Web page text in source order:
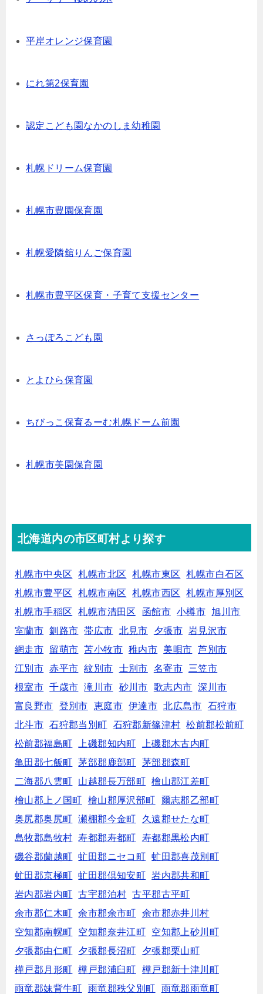
平岸オレンジ保育園
にれ第2保育園
認定こども園なかのしま幼稚園
札幌ドリーム保育園
札幌市豊園保育園
札幌愛隣舘りんご保育園
札幌市豊平区保育・子育て支援センター
さっぽろこども園
とよひら保育園
ちびっこ保育るーむ札幌ドーム前園
札幌市美園保育園
北海道内の市区町村より探す
札幌市中央区 札幌市北区 札幌市東区
札幌市白石区
札幌市豊平区
札幌市南区 札幌市西区
札幌市厚別区
札幌市手稲区
札幌市清田区 函館市 小樽市
旭川市
室蘭市
釧路市 帯広市 北見市 夕張市 岩見沢市
網走市
留萌市 苫小牧市 稚内市 美唄市
芦別市
江別市
赤平市 紋別市 士別市 名寄市
三笠市
根室市
千歳市 滝川市 砂川市 歌志内市
深川市
富良野市
登別市 恵庭市 伊達市 北広島市
石狩市
北斗市
石狩郡当別町 石狩郡新篠津村
松前郡松前町
松前郡福島町
上磯郡知内町
上磯郡木古内町
亀田郡七飯町
茅部郡鹿部町
茅部郡森町
二海郡八雲町
山越郡長万部町
檜山郡江差町
檜山郡上ノ国町
檜山郡厚沢部町
爾志郡乙部町
奥尻郡奥尻町
瀬棚郡今金町
久遠郡せたな町
島牧郡島牧村
寿都郡寿都町
寿都郡黒松内町
磯谷郡蘭越町
虻田郡ニセコ町
虻田郡喜茂別町
虻田郡京極町
虻田郡倶知安町
岩内郡共和町
岩内郡岩内町
古宇郡泊村
古平郡古平町
余市郡仁木町
余市郡余市町
余市郡赤井川村
空知郡南幌町
空知郡奈井江町
空知郡上砂川町
夕張郡由仁町
夕張郡長沼町
夕張郡栗山町
樺戸郡月形町
樺戸郡浦臼町
樺戸郡新十津川町
雨竜郡妹背牛町
雨竜郡秩父別町
雨竜郡雨竜町